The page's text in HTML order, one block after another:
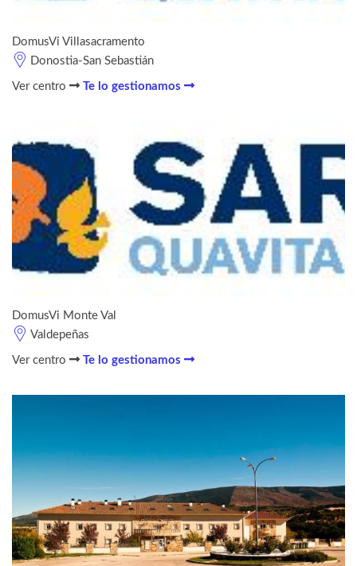
DomusVi Villasacramento
Donostia-San Sebastián
Ver centro Te lo gestionamos
DomusVi Monte Val
Valdepeñas
Ver centro Te lo gestionamos